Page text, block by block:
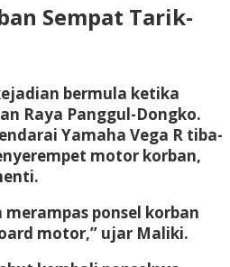
Sempat Tarik-
bermula ketika
Raya Panggul-Dongko.
Yamaha Vega R tiba-
motor korban,
ponsel korban
motor,” ujar Maliki.